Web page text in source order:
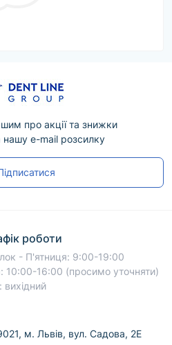
про акції та знижки
нашу e-mail розсилку
роботи
- П'ятниця: 9:00-19:00
10:00-16:00 (просимо уточняти)
вихідний
м. Львів, вул. Садова, 2Е